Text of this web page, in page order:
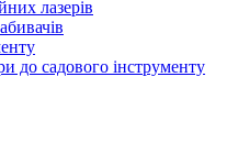
лазерів
до садового інструменту